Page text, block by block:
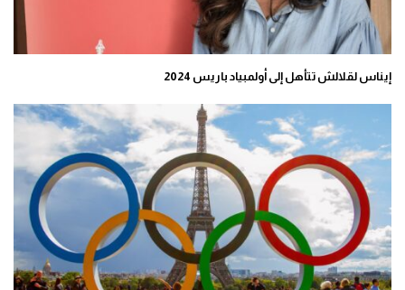
إيناس لقلالش تتأهل إلى أولمبياد باريس 2024